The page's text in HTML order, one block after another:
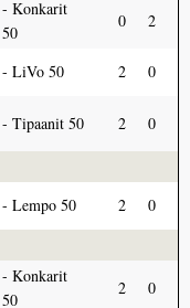
Konkarit
50
0 2
LiVo 50 2 0
Tipaanit 50 2 0
Lempo 50 2
0
Konkarit
50
2 0